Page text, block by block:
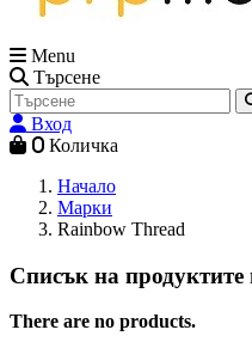
Menu
Търсене
Вход
0 Количка
Начало
Марки
Rainbow Thread
Списък на
There are no products.